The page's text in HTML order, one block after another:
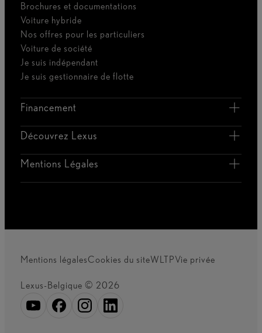
Brochures et documentations
Voiture hybride
Nos offres pour les particuliers
Voiture de société
Je suis indépendant
Je suis gestionnaire de flotte
Financement
Découvrez Lexus
Mentions Légales
Mentions légalesCookies du siteWLTPVie privée
Lexus-Belgique © 2026